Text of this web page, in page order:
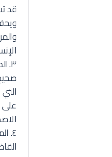
قد
٣. المهن الإبداعية (الفنانون، الكتاب، المصممون)
على
٤. المهن القانونية والقضائية